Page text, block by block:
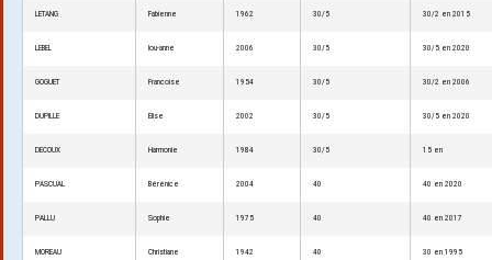
LETANG Fabienne 1962 30/5 30/2 en 2015
LEBEL lou-anne 2006 30/5 30/5 en 2020
GOGUET Francoise 1954 30/5 30/2 en 2006
DUPILLE Elise 2002 30/5 30/5 en 2020
DECOUX Harmonie 1984 30/5 15 en
PASCUAL Bérénice 2004 40 40 en 2020
PALLU Sophie 1975 40 40 en 2017
MOREAU Christiane 1942 40 30 en 1995